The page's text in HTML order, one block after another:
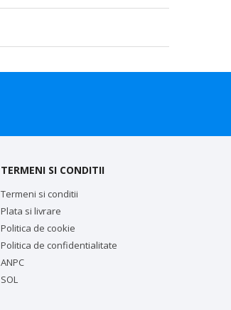
TERMENI SI CONDITII
Termeni si conditii
Plata si livrare
Politica de cookie
Politica de confidentialitate
ANPC
SOL